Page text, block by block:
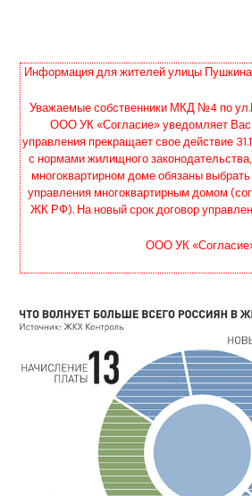
Информация для жителей улицы
Уважаемые собственники МКД №4 по
ООО УК «Согласие» уведомляет Вас
управления прекращает свое действие
с нормами жилищного
многоквартирном доме обязаны
управления многоквартирным домом
ЖК РФ). На новый срок договор
ООО УК